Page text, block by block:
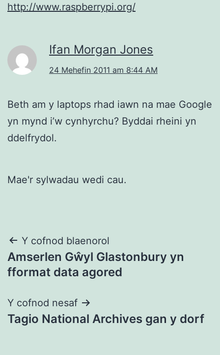
http://www.raspberrypi.org/
Ifan Morgan Jones
24 Mehefin 2011 am 8:44 AM
Beth am y laptops rhad iawn na mae Google
yn mynd i’w cynhyrchu? Byddai rheini yn
ddelfrydol.
Mae'r sylwadau wedi cau.
Llywio
cofnod
Y cofnod blaenorol
Amserlen Gŵyl Glastonbury yn
fformat data agored
Y cofnod nesaf
Tagio National Archives gan y dorf